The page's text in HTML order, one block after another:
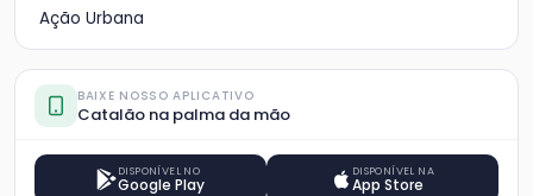
Ação Urbana
BAIXE NOSSO APLICATIVO
Catalão na palma da mão
DISPONÍVEL NO
Google Play
DISPONÍVEL NA
App Store